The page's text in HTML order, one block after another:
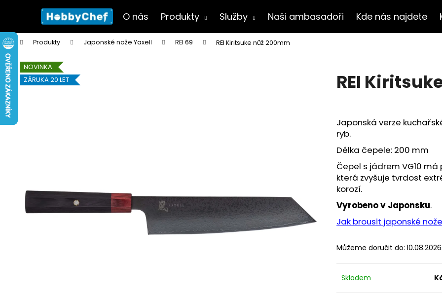
O nás Produkty Služby Naši ambasadoři Kde nás najdete
Domů Produkty Japonské nože Yaxell REI 69 REI Kiritsuke nůž 200mm
REI
Japonská verze
ryb.
Délka čepele: 200 mm
Čepel s jádrem VG10
která zvyšuje tvrdost
korozí.
Vyrobeno v Japonsku.
Jak brousit japonské
Můžeme doručit do:
Skladem
NOVINKA
ZÁRUKA 20 LET
š
í
k
Zpět
do
Zpět
do